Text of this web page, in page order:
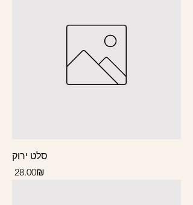
סלט ירוק
Price ‏28.00 ‏₪